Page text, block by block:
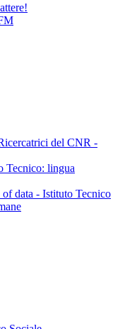
del CNR -
Tecnico: lingua
data - Istituto Tecnico